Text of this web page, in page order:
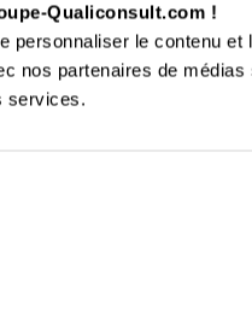
Qualiconsult.com !
personnaliser le contenu
nos partenaires de
services.